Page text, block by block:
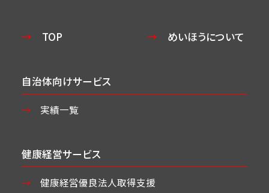
TOP めいほうについて
自治体向けサービス
実績一覧
健康経営サービス
健康経営優良法人取得支援